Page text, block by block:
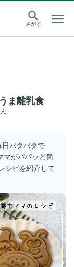
さがす
ま離乳食
バタバタで
マがパパッと簡
シピを紹介して